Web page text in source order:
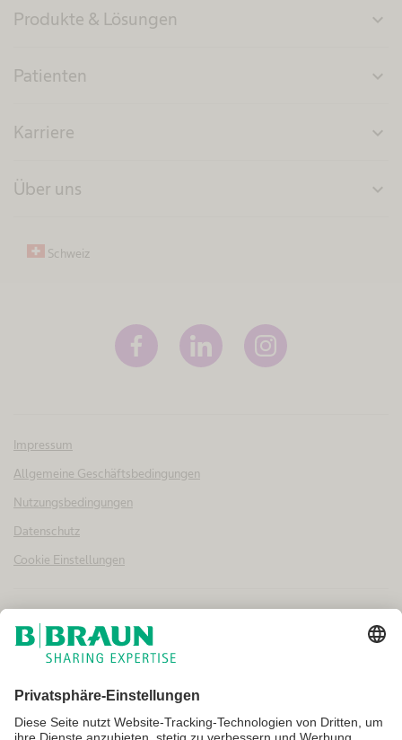
Produkte & Lösungen expand_more
Patienten expand_more
Karriere expand_more
Über uns expand_more
Schweiz
Impressum
Allgemeine Geschäftsbedingungen
Nutzungsbedingungen
Datenschutz
Cookie Einstellungen
für den Verkauf zugelassen. Auch die Anwendungsgebiete können je
nach Land und Region variieren. Bitte wenden Sie sich für
Produktbilder dienen nur zu Referenzzwecken.
Copyright © B. Braun Medical AG